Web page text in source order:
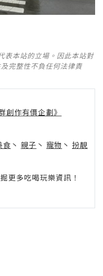
表本站的立場。因此本站對
完整性不負任何法律責
創作有價企劃》
食 丶 親子 丶 寵物 丶 扮靚
更多吃喝玩樂資訊！